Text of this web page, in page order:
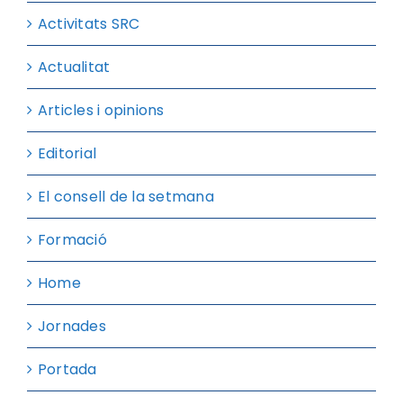
Activitats SRC
Actualitat
Articles i opinions
Editorial
El consell de la setmana
Formació
Home
Jornades
Portada